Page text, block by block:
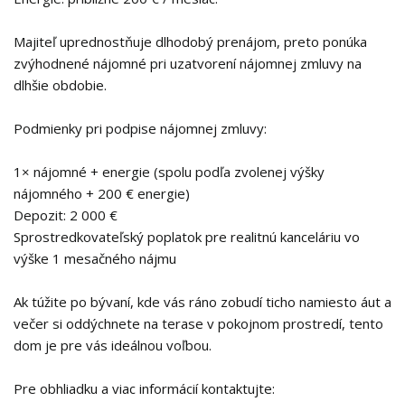
Majiteľ uprednostňuje dlhodobý prenájom, preto ponúka
zvýhodnené nájomné pri uzatvorení nájomnej zmluvy na
dlhšie obdobie.
Podmienky pri podpise nájomnej zmluvy:
1× nájomné + energie (spolu podľa zvolenej výšky
nájomného + 200 € energie)
Depozit: 2 000 €
Sprostredkovateľský poplatok pre realitnú kanceláriu vo
výške 1 mesačného nájmu
Ak túžite po bývaní, kde vás ráno zobudí ticho namiesto áut a
večer si oddýchnete na terase v pokojnom prostredí, tento
dom je pre vás ideálnou voľbou.
Pre obhliadku a viac informácií kontaktujte: